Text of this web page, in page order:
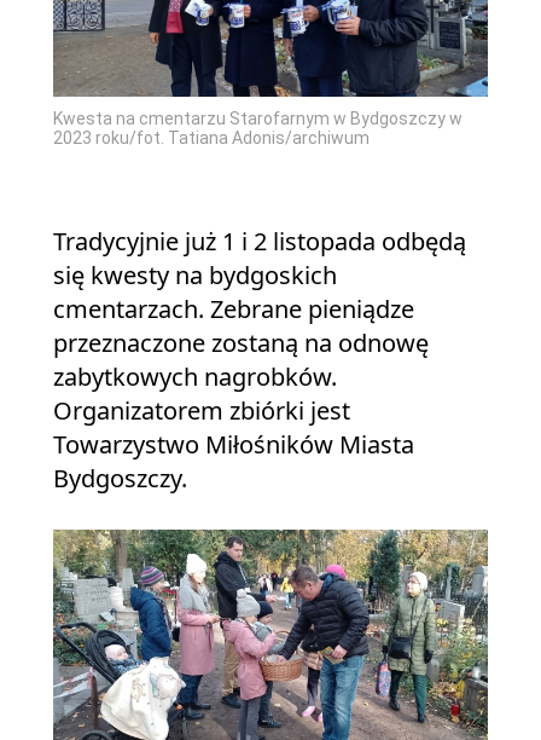
Kwesta na cmentarzu Starofarnym w Bydgoszczy w
2023 roku/fot. Tatiana Adonis/archiwum
Tradycyjnie już 1 i 2 listopada odbędą
się kwesty na bydgoskich
cmentarzach. Zebrane pieniądze
przeznaczone zostaną na odnowę
zabytkowych nagrobków.
Organizatorem zbiórki jest
Towarzystwo Miłośników Miasta
Bydgoszczy.